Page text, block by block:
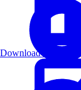
Download PDF